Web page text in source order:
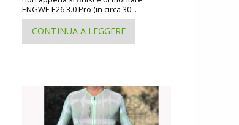
ENGWE E26 3.0 Pro (in circa 30...
CONTINUA A LEGGERE